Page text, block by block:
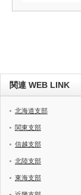
関連 WEB LINK
北海道支部
関東支部
信越支部
北陸支部
東海支部